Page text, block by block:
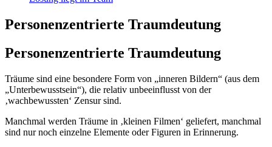
Personenzentrierte Traumdeutung
Personenzentrierte Traumdeutung
Träume sind eine besondere Form von „inneren Bildern“ (aus dem
„Unterbewusstsein“), die relativ unbeeinflusst von der
‚wachbewussten‘ Zensur sind.
Manchmal werden Träume in ‚kleinen Filmen‘ geliefert, manchmal
sind nur noch einzelne Elemente oder Figuren in Erinnerung.